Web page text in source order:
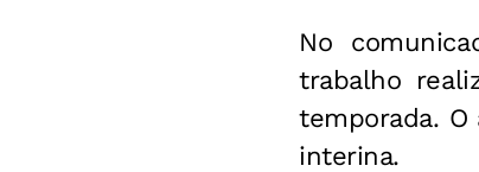
No
trabalho
temporada.
interina.